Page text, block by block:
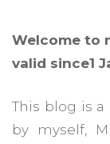
Welcome to
valid since1
This blog is
by myself,